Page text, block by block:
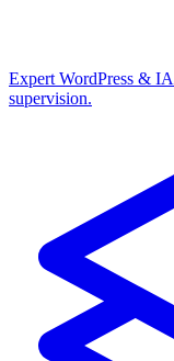
Expert WordPress & IA
supervision.